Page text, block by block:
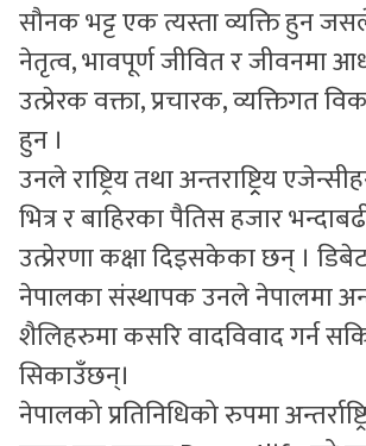
सौनक भट्ट एक त्यस्ता व्यक्ति हुन
नेतृत्व, भावपूर्ण जीवित र जीवनमा
उत्प्रेरक वक्ता, प्रचारक, व्यक्तिगत
हुन ।
उनले राष्ट्रिय तथा अन्तराष्ट्र्रिय
भित्र र बाहिरका पैतिस हजार
उत्प्रेरणा कक्षा दिइसकेका छन् ।
नेपालका संस्थापक उनले नेपालमा
शैलिहरुमा कसरि वादविवाद गर्न
सिकाउँछन्।
नेपालको प्रतिनिधिको रुपमा